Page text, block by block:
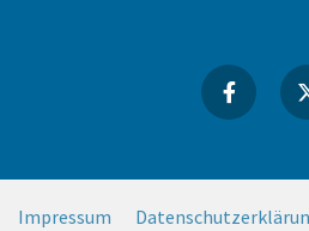
Impressum